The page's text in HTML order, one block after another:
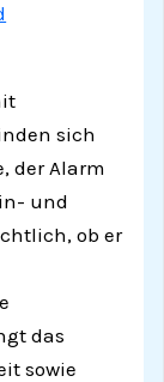
sich
der Alarm
und
ob er
das
sowie